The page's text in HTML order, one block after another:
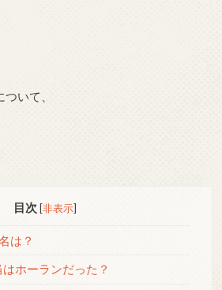
ついて、
目次 [非表示]
は？
ホーランだった？